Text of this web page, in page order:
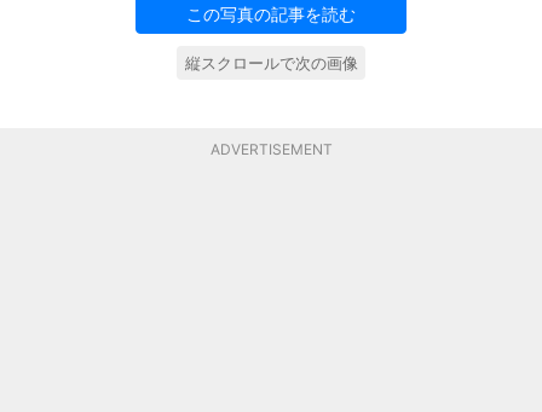
この写真の記事を読む
縦スクロールで次の画像
ADVERTISEMENT